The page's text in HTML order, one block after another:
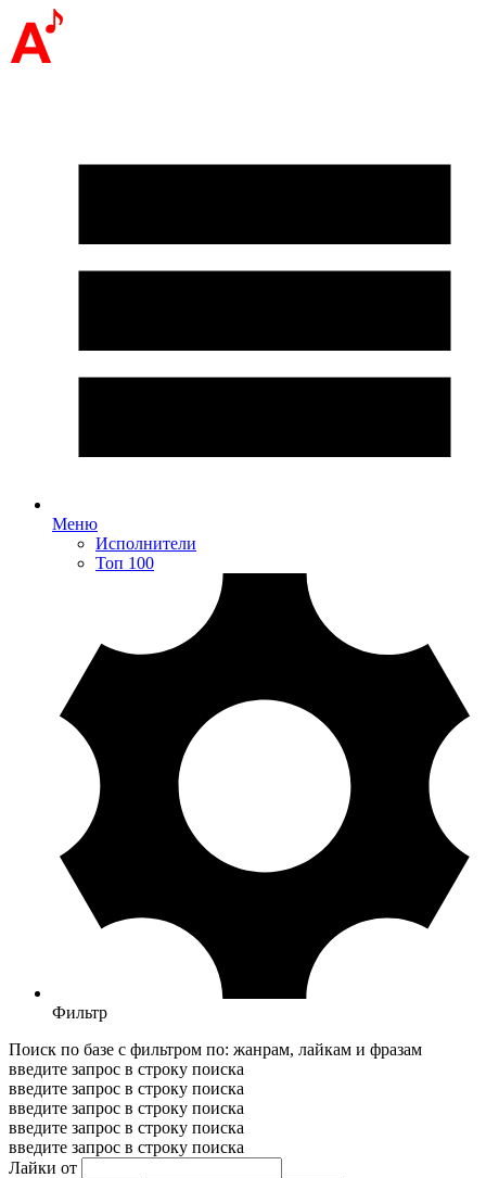
Меню
Исполнители
Топ 100
Фильтр
Поиск по базе с фильтром по: жанрам, лайкам и фразам
введите запрос в строку поиска
введите запрос в строку поиска
введите запрос в строку поиска
введите запрос в строку поиска
введите запрос в строку поиска
Лайки от